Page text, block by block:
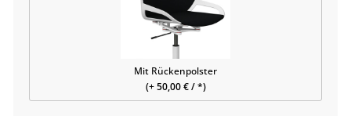
Mit Rückenpolster
(+ 50,00 € / *)